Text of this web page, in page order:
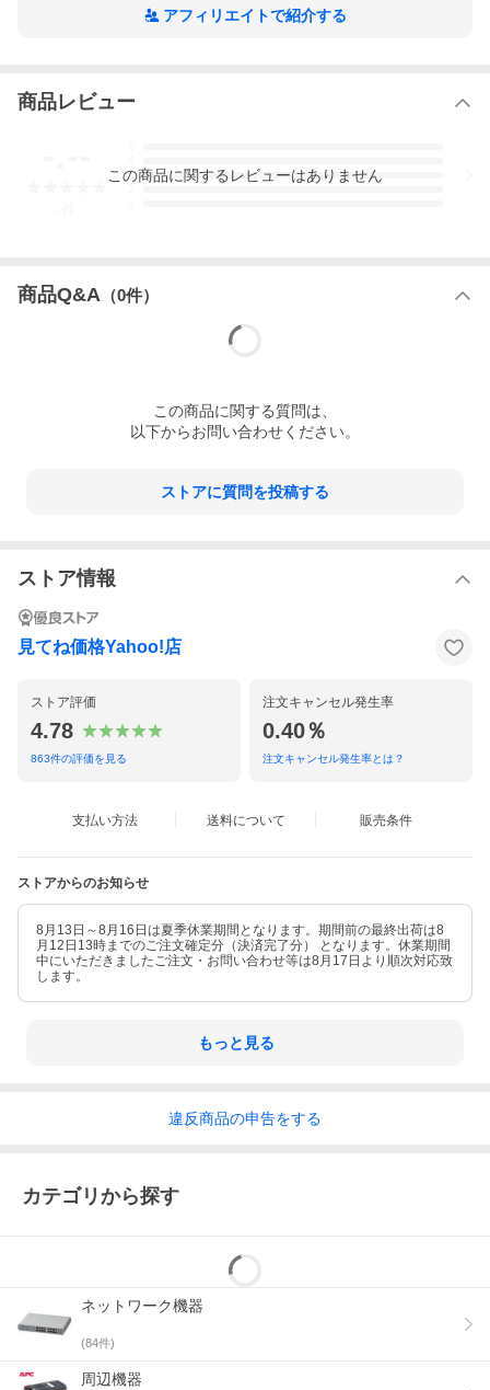
アフィリエイトで紹介する
商品レビュー
3
この商品に関するレビューはありません
商品Q&A （0件）
この商品に関する質問は、
以下からお問い合わせください。
ストアに質問を投稿する
ストア情報
見てね価格Yahoo!店
ストア評価
4.78
863件の評価を見る
注文キャンセル発生率
0.40％
注文キャンセル発生率とは？
支払い方法 送料について 販売条件
ストアからのお知らせ
8月13日～8月16日は夏季休業期間となります。期間前の最終出荷は8
月12日13時までのご注文確定分（決済完了分） となります。休業期間
中にいただきましたご注文・お問い合わせ等は8月17日より順次対応致
します。
もっと見る
違反商品の申告をする
カテゴリから探す
ネットワーク機器
(84件)
周辺機器